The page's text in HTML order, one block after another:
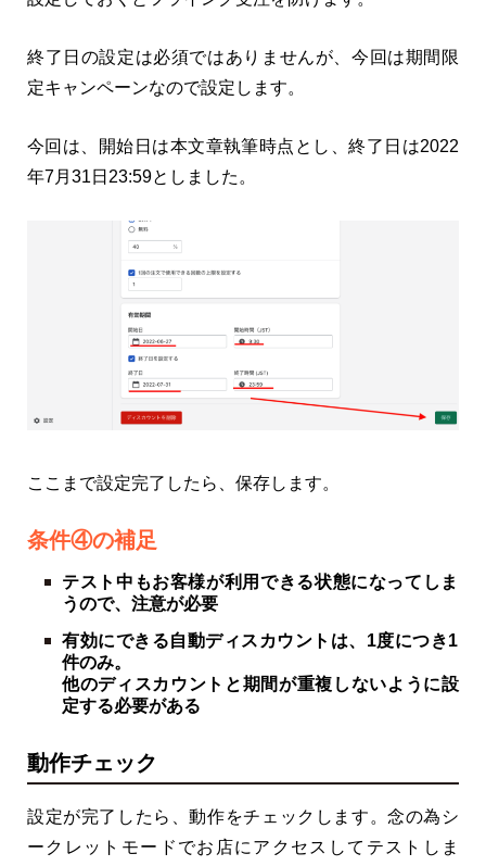
終了日の設定は必須ではありませんが、今回は期間限
定キャンペーンなので設定します。
今回は、開始日は本文章執筆時点とし、終了日は2022
年7月31日23:59としました。
ここまで設定完了したら、保存します。
条件④の補足
テスト中もお客様が利用できる状態になってしま
うので、注意が必要
有効にできる自動ディスカウントは、1度につき1
件のみ。
他のディスカウントと期間が重複しないように設
定する必要がある
動作チェック
設定が完了したら、動作をチェックします。念の為シ
ークレットモードでお店にアクセスしてテストしま